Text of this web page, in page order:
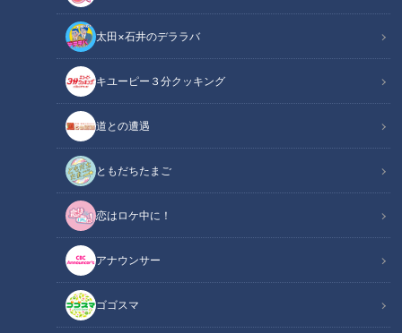
太田×石井のデララバ
キユーピー３分クッキング
道との遭遇
ともだちたまご
恋はロケ中に！
アナウンサー
ゴゴスマ
母ちゃんも疲れ気味！？コロナが怖くて…続ける自主休園の日々は。
CBCテレビ定期配信型ドキュメンタリー「ピエロと呼ばれた息子」第４
この記事の画像